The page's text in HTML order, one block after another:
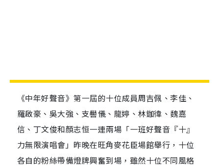
《中年好聲音》第一屆的十位成員周吉佩、李佳、
羅啟豪、吳大強、支嚳儀、龍婷、林鉫徫、魏嘉
信、丁文俊和顏志恒一連兩場「一班好聲音『十』
力無限演唱會」昨晚在旺角麥花臣場館舉行，十位
各自的粉絲帶備燈牌興奮到場，雖然十位不同風格